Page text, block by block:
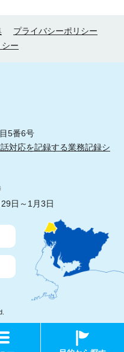
プライバシーポリシー
シー
5番6号
対応を記録する業務記録シ
日～1月3日